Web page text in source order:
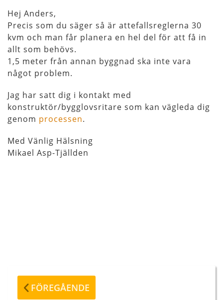
Hej Anders,
Precis som du säger så är attefallsreglerna 30
kvm och man får planera en hel del för att få in
allt som behövs.
1,5 meter från annan byggnad ska inte vara
något problem.
Jag har satt dig i kontakt med
konstruktör/bygglovsritare som kan vägleda dig
genom processen.
Med Vänlig Hälsning
Mikael Asp-Tjällden
Föregående
inlägg
FÖREGÅENDE